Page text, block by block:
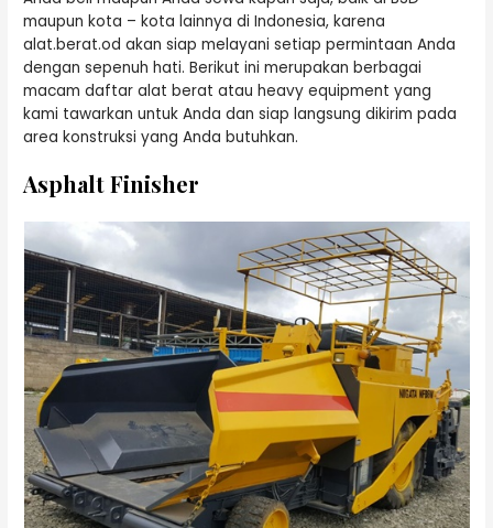
maupun kota – kota lainnya di Indonesia, karena
alat.berat.od akan siap melayani setiap permintaan Anda
dengan sepenuh hati. Berikut ini merupakan berbagai
macam daftar alat berat atau heavy equipment yang
kami tawarkan untuk Anda dan siap langsung dikirim pada
area konstruksi yang Anda butuhkan.
Asphalt Finisher